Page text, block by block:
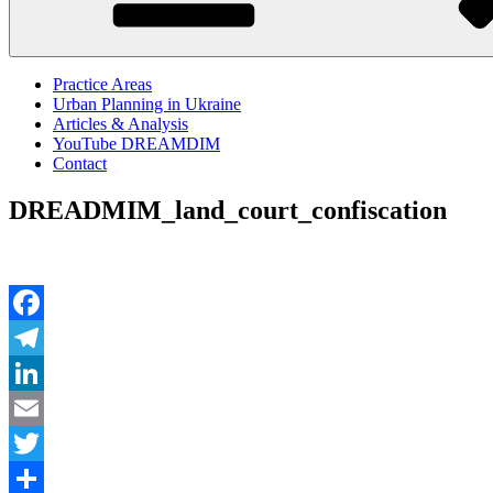
Practice Areas
Urban Planning in Ukraine
Articles & Analysis
YouTube DREAMDIM
Contact
DREADMIM_land_court_confiscation
Facebook
Telegram
LinkedIn
Email
Twitter